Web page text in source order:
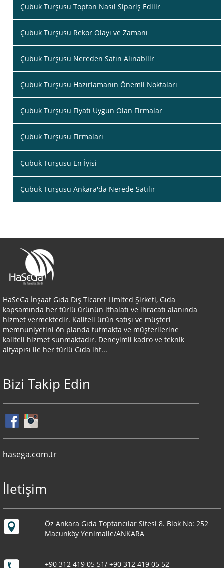
Çubuk Turşusu Toptan Nasıl Sipariş Edilir
Çubuk Turşusu Rekor Olayı ve Zamanı
Çubuk Turşusu Nereden Satın Alınabilir
Çubuk Turşusu Hazırlamanın Önemli Noktaları
Çubuk Turşusu Fiyatı Uygun Olan Firmalar
Çubuk Turşusu Firmaları
Çubuk Turşusu En İyisi
Çubuk Turşusu Ankara'da Nerede Satılır
HaSeGa İnşaat Gıda Dış Ticaret Limited Şirketi, Gıda
kapsamında her türlü ürünün ithalatı ve ihracatı alanında
hizmet vermektedir. Kaliteli ürün satışı ve müşteri
memnuniyetini ön planda tutmakta ve müşterilerine
kaliteli hizmet sunmaktadır. Deneyimli kadro ve teknik
altyapısı ile her türlü Gıda iht...
Bizi Takip Edin
hasega.com.tr
İletişim
Öz Ankara Gıda Toptancılar Sitesi 8. Blok No: 252
Macunköy Yenimalle/ANKARA
+90 312 419 05 51/ +90 312 419 05 52